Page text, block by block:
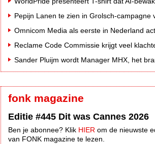
fonk magazine
Editie #445 Dit was Cannes 2026
Ben je abonnee? Klik HIER om de nieuwste
van FONK magazine te lezen.